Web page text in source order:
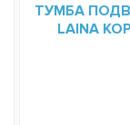
ТУМБА
LAINA